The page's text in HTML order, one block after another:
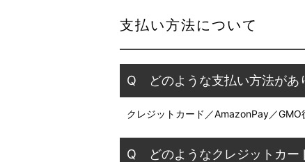
支払い方法について
Q どのような支払い方法があ
クレジットカード／AmazonPay／
Q どのようなクレジットカー